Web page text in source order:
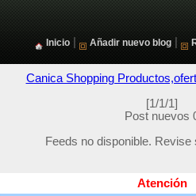
Inicio Añadir nuevo blog
Canica Shopping
[1/1/1]
Post nuevos
Feeds no disponible. Revise
Atención